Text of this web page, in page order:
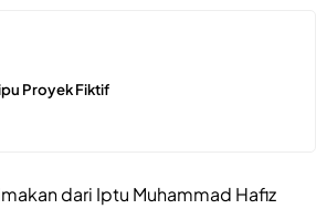
Proyek Fiktif
dari Iptu Muhammad Hafiz